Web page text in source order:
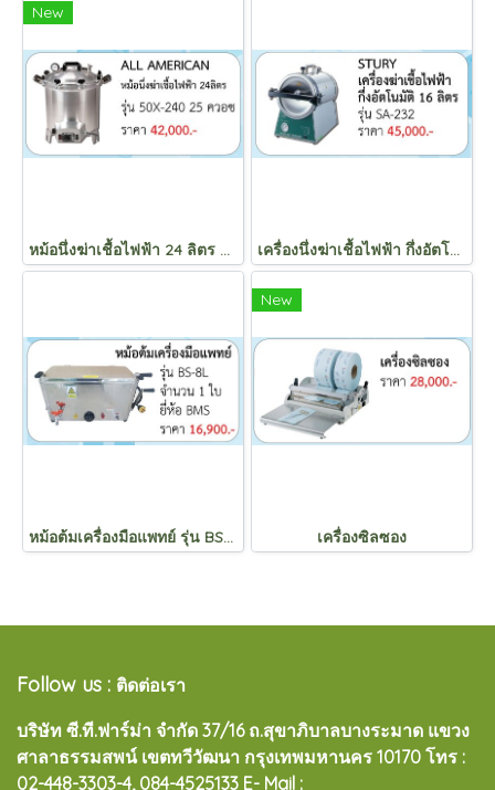
New
หม้อนึ่งฆ่าเชื้อไฟฟ้า 24 ลิตร 25 ควอซ (รุ่น 50X-240) เครื่องนึ่งฆ่าเชื้อไฟฟ้า กึ่งอัตโนมัติ 16 ลิตร (รุ่น SA-232)
หม้อต้มเครื่องมือแพทย์ รุ่น BS-8L
New
เครื่องซิลซอง
Follow us : ติดต่อเรา
บริษัท ซี.ที.ฟาร์ม่า จำกัด 37/16 ถ.สุขาภิบาลบางระมาด แขวง
ศาลาธรรมสพน์ เขตทวีวัฒนา กรุงเทพมหานคร 10170 โทร :
02-448-3303-4, 084-4525133 E- Mail :